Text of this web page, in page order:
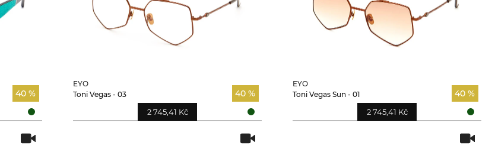
40 %
EYO
Toni Vegas - 03
40 %
2 745,41 Kč
EYO
Toni Vegas Sun - 01
40 %
2 745,41 Kč